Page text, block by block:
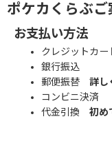
ポケカくらぶご
お支払い方法
クレジットカー
銀行振込
郵便振替 詳し
コンビニ決済
代金引換 初め